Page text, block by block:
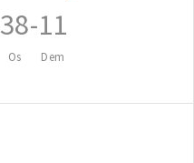
38
Os
-11
Dem